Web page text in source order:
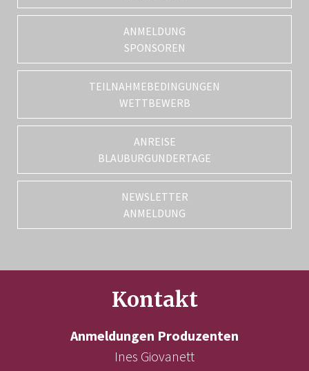
ANMELDUNG
SPONSOREN
TEILNAHMEBEDINGUNGEN
WETTBEWERB
ANREISE
BLAUBURGUNDERTAGE
NEWSLETTER
ANMELDUNG
Kontakt
Anmeldungen Produzenten
Ines Giovanett